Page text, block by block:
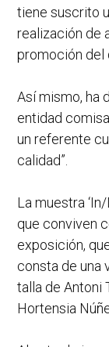
tiene suscrito
realización de
promoción del
Así mismo, ha
entidad
un referente
calidad”.
La muestra
que conviven
exposición,
consta de una
talla de Antoni
Hortensia